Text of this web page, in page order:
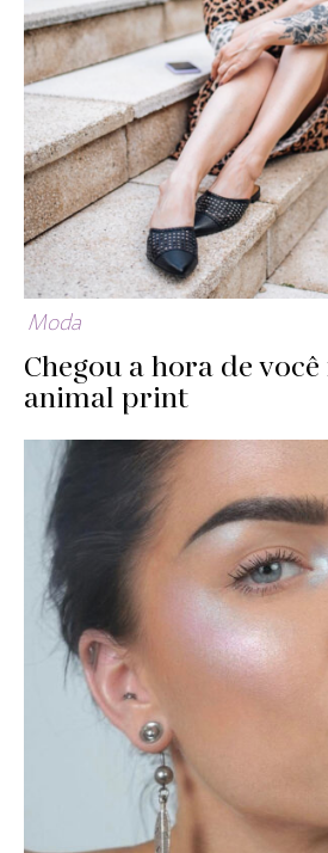
Moda
Chegou a hora de
animal print